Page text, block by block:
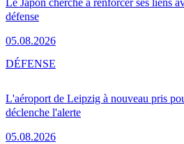
Le Japon cherche à renforcer ses liens
défense
05.08.2026
L'aéroport de Leipzig à nouveau pris
déclenche l'alerte
05.08.2026
DÉFENSE